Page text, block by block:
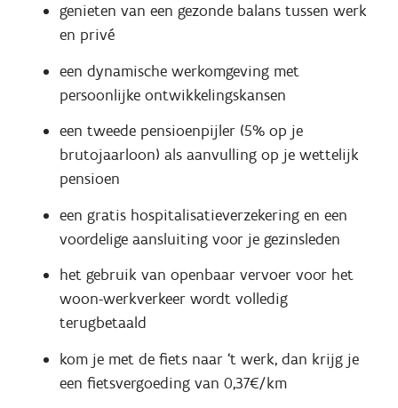
genieten van een gezonde balans tussen werk
en privé
een dynamische werkomgeving met
persoonlijke ontwikkelingskansen
een tweede pensioenpijler (5% op je
brutojaarloon) als aanvulling op je wettelijk
pensioen
een gratis hospitalisatieverzekering en een
voordelige aansluiting voor je gezinsleden
het gebruik van openbaar vervoer voor het
woon-werkverkeer wordt volledig
terugbetaald
kom je met de fiets naar ‘t werk, dan krijg je
een fietsvergoeding van 0,37€/km